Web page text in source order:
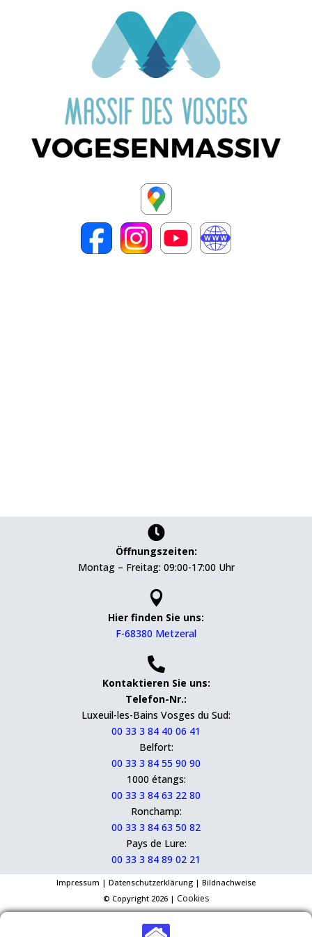

Öffnungszeiten:
Montag – Freitag: 09:00-17:00 Uhr

Hier finden Sie uns:
F-68380 Metzeral

Kontaktieren Sie uns:
Telefon-Nr.:
Luxeuil-les-Bains Vosges du Sud:
00 33 3 84 40 06 41
Belfort:
00 33 3 84 55 90 90
1000 étangs:
00 33 3 84 63 22 80
Ronchamp:
00 33 3 84 63 50 82
Pays de Lure:
00 33 3 84 89 02 21
Impressum | Datenschutzerklärung | Bildnachweise
© Copyright 2026 | Cookies